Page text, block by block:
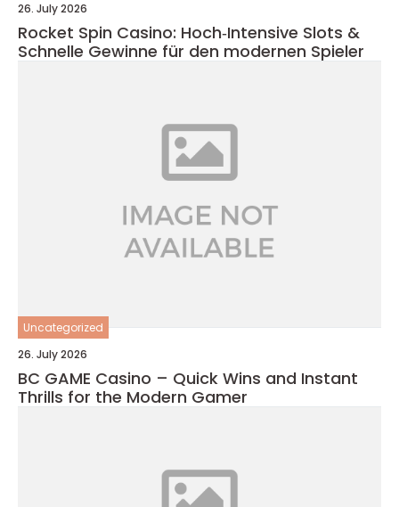
26. July 2026
Rocket Spin Casino: Hoch‑Intensive Slots &
Schnelle Gewinne für den modernen Spieler
Uncategorized
26. July 2026
BC GAME Casino – Quick Wins and Instant
Thrills for the Modern Gamer